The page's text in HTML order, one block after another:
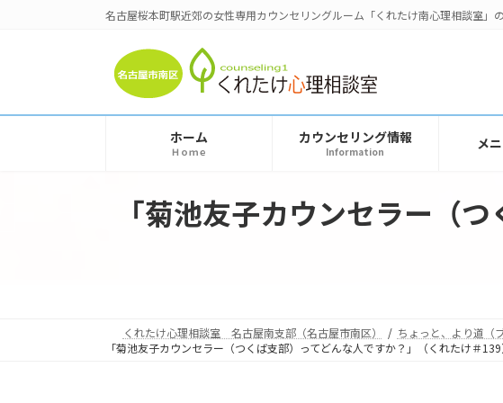
へ
ョ
名古屋桜本町駅近郊の女性専用カウンセリングルーム「くれたけ南心理相談室」
ホーム
Ｈｏｍｅ
カウンセリング情報
Information メ
「菊池友子カウンセラー（
くれたけ心理相談室 名古屋南支部（名古屋市南区） ちょっと、より道（
「菊池友子カウンセラー（つくば支部）ってどんな人ですか？」（くれたけ＃139